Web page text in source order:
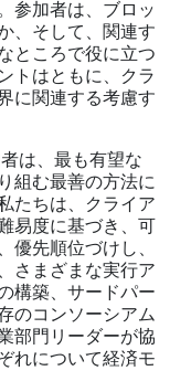
参加者は、ブロッ
、そして、関連す
ところで役に立つ
トはともに、クラ
に関連する考慮す
は、最も有望な
組む最善の方法に
たちは、クライア
易度に基づき、可
優先順位づけし、
さまざまな実行ア
構築、サードパー
のコンソーシアム
部門リーダーが協
れについて経済モ